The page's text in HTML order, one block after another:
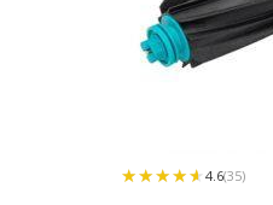
★★★★★
★★★★★ 4.6(35)